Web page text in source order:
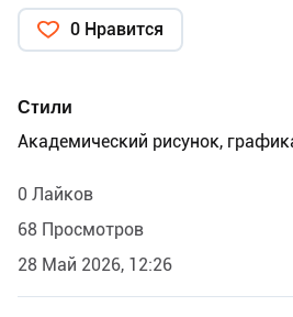
области (2024). Автор
проведения мастер-классов по
графических композиций (2011,
2023)
0 Нравится
Стили
Академический рисунок,
0 Лайков
68 Просмотров
28 Май 2026, 12:26